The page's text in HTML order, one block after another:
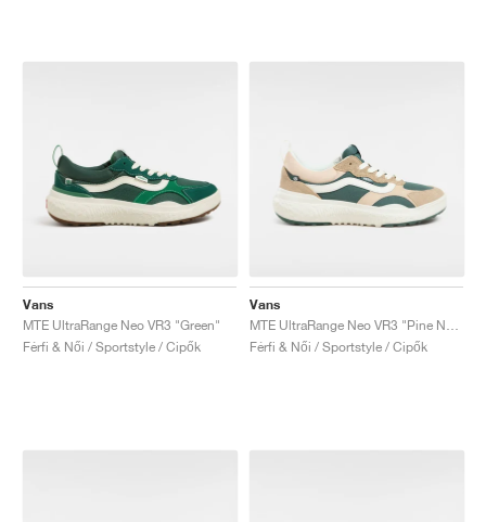
Vans
MTE UltraRange Neo VR3 "Green"
Férfi & Női / Sportstyle / Cipők
Vans
Férfi & Női / Sportstyle / Cipők